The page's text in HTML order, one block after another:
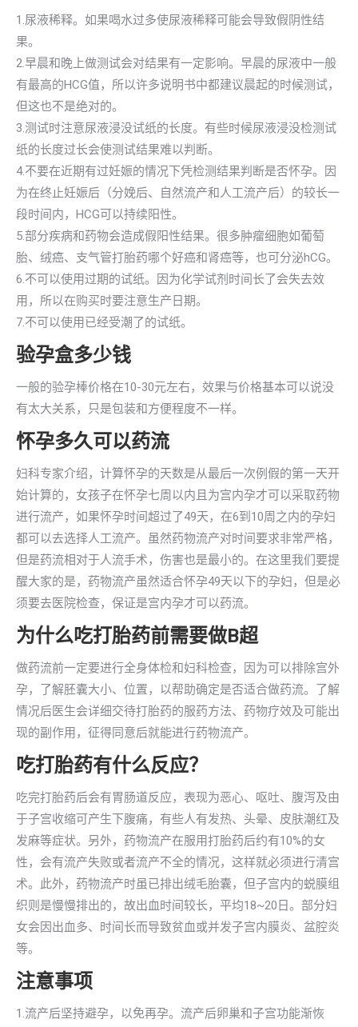
1.尿液稀释。如果喝水过多使尿液稀释可能会导致假阴性结
果。
2.早晨和晚上做测试会对结果有一定影响。早晨的尿液中一般
有最高的HCG值，所以许多说明书中都建议晨起的时候测试，
但这也不是绝对的。
3.测试时注意尿液浸没试纸的长度。有些时候尿液浸没检测试
纸的长度过长会使测试结果难以判断。
4.不要在近期有过妊娠的情况下凭检测结果判断是否怀孕。因
为在终止妊娠后（分娩后、自然流产和人工流产后）的较长一
段时间内，HCG可以持续阳性。
5.部分疾病和药物会造成假阳性结果。很多肿瘤细胞如葡萄
胎、绒癌、支气管打胎药哪个好癌和肾癌等，也可分泌hCG。
6.不可以使用过期的试纸。因为化学试剂时间长了会失去效
用，所以在购买时要注意生产日期。
7.不可以使用已经受潮了的试纸。
验孕盒多少钱
一般的验孕棒价格在10-30元左右，效果与价格基本可以说没
有太大关系，只是包装和方便程度不一样。
怀孕多久可以药流
妇科专家介绍，计算怀孕的天数是从最后一次例假的第一天开
始计算的，女孩子在怀孕七周以内且为宫内孕才可以采取药物
进行流产，如果怀孕时间超过了49天，在6到10周之内的孕妇
都可以去选择人工流产。虽然药物流产对时间要求非常严格，
但是药流相对于人流手术，伤害也是最小的。在这里我们要提
醒大家的是，药物流产虽然适合怀孕49天以下的孕妇，但是必
须要去医院检查，保证是宫内孕才可以药流。
为什么吃打胎药前需要做B超
做药流前一定要进行全身体检和妇科检查，因为可以排除宫外
孕，了解胚囊大小、位置，以帮助确定是否适合做药流。了解
情况后医生会详细交待打胎药的服药方法、药物疗效及可能出
现的副作用，征得同意后就能进行药物流产。
吃打胎药有什么反应？
吃完打胎药后会有胃肠道反应，表现为恶心、呕吐、腹泻及由
于子宫收缩可产生下腹痛，有些人有发热、头晕、皮肤潮红及
发麻等症状。另外，药物流产在服用打胎药后约有10%的女
性，会有流产失败或者流产不全的情况，这样就必须进行清宫
术。此外，药物流产时虽已排出绒毛胎囊，但子宫内的蜕膜组
织则是慢慢排出的，故出血时间较长，平均18~20日。部分妇
女会因出血多、时间长而导致贫血或并发子宫内膜炎、盆腔炎
等。
注意事项
1.流产后坚持避孕，以免再孕。流产后卵巢和子宫功能渐恢